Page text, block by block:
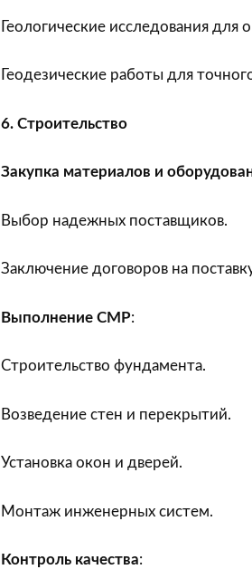
Геологические исследования
Геодезические работы для
6. Строительство
Закупка материалов и
Выбор надежных поставщиков.
Заключение договоров на
Выполнение СМР:
Строительство фундамента.
Возведение стен и перекрытий.
Установка окон и дверей.
Монтаж инженерных систем.
Контроль качества: